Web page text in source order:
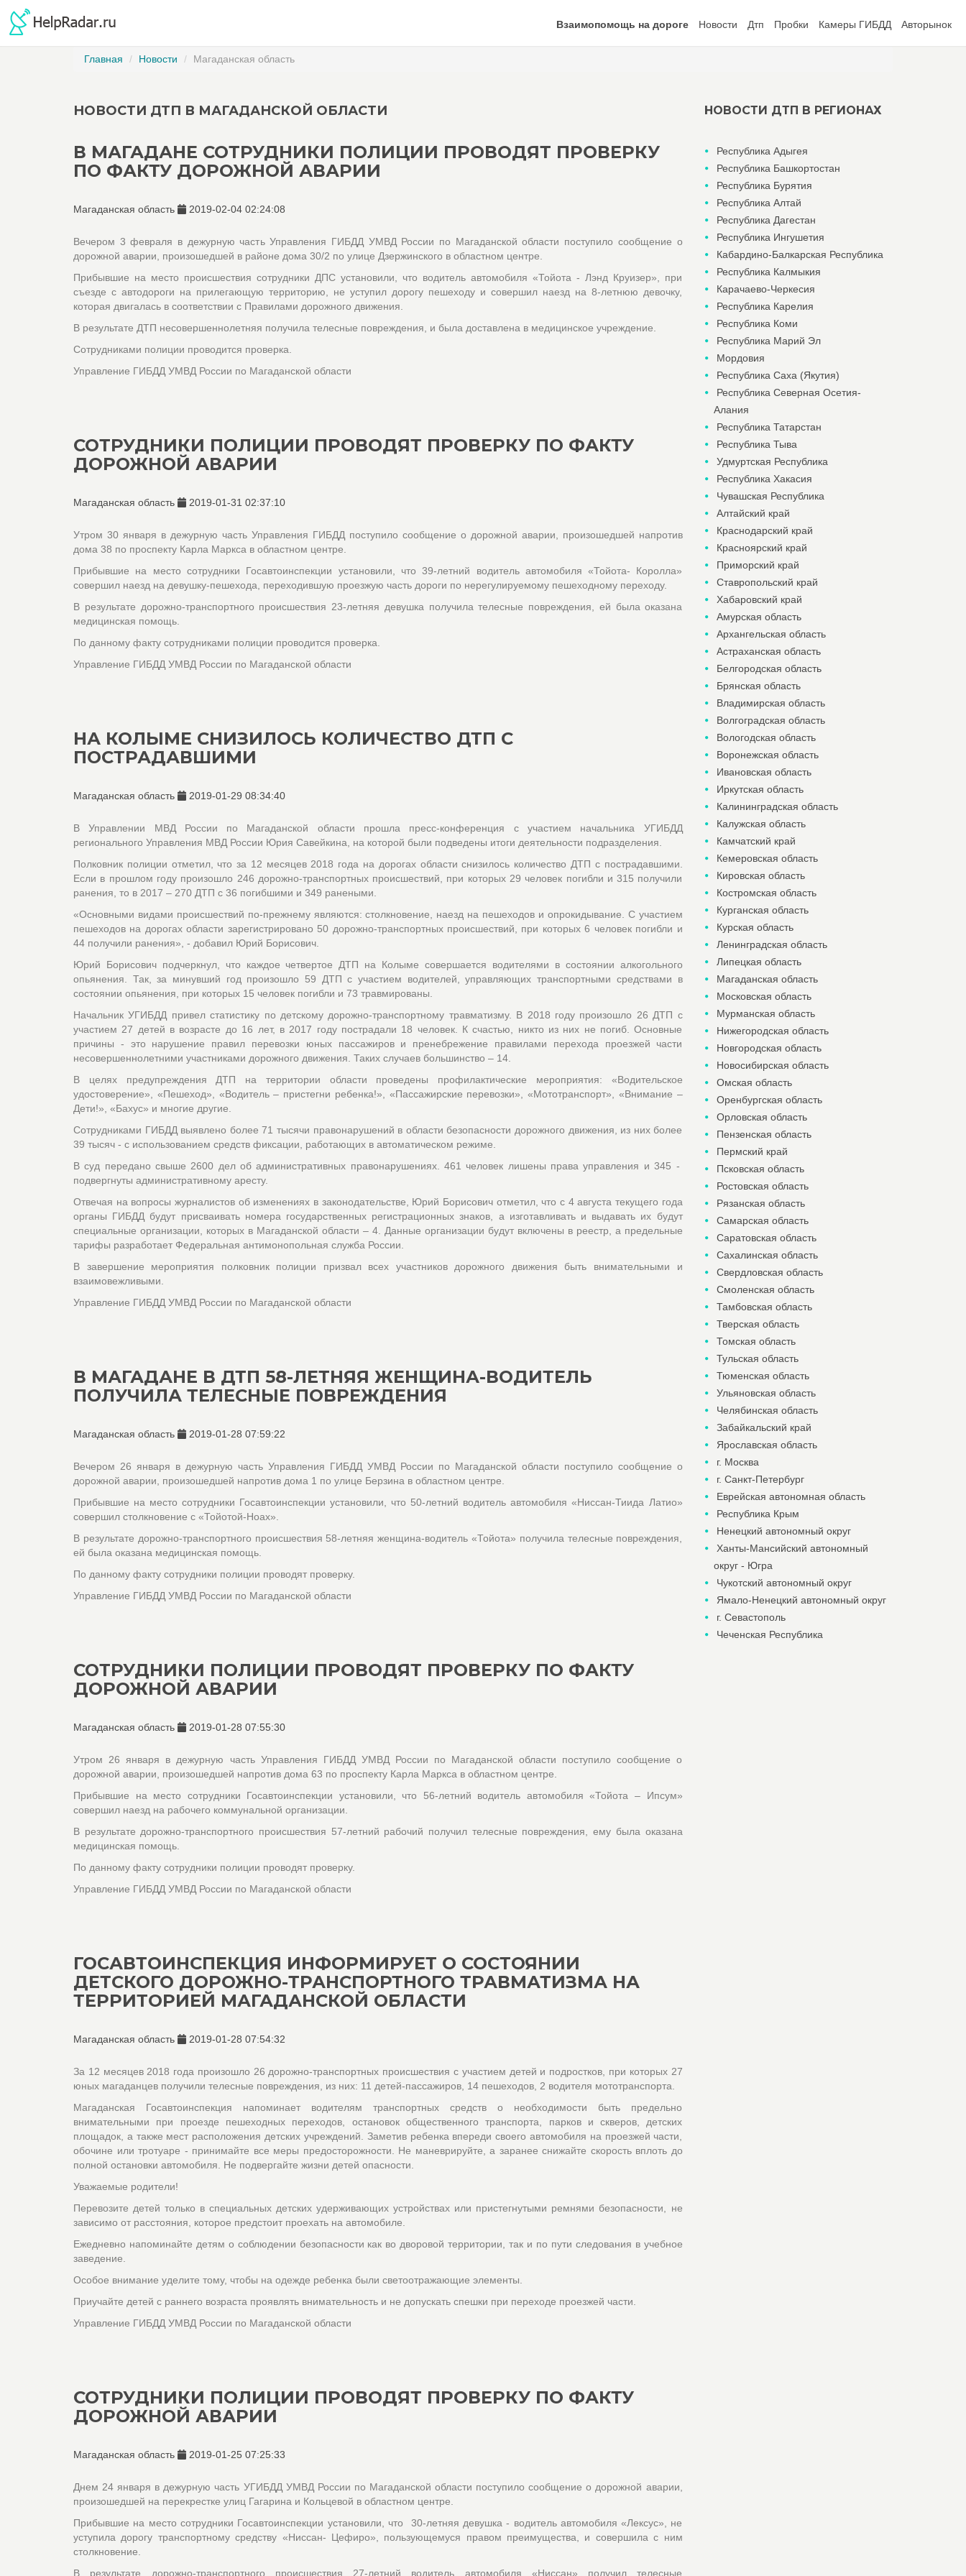
Взаимопомощь на дороге Новости Дтп Пробки Камеры ГИБДД Авторынок
Главная Новости Магаданская область
НОВОСТИ ДТП В МАГАДАНСКОЙ ОБЛАСТИ
В МАГАДАНЕ СОТРУДНИКИ ПОЛИЦИИ ПРОВОДЯТ ПРОВЕРКУ
ПО ФАКТУ ДОРОЖНОЙ АВАРИИ
Магаданская область 2019-02-04 02:24:08
Вечером 3 февраля в дежурную часть Управления ГИБДД УМВД России по Магаданской области поступило сообщение о
дорожной аварии, произошедшей в районе дома 30/2 по улице Дзержинского в областном центре.
Прибывшие на место происшествия сотрудники ДПС установили, что водитель автомобиля «Тойота - Лэнд Круизер», при
съезде с автодороги на прилегающую территорию, не уступил дорогу пешеходу и совершил наезд на 8-летнюю девочку,
которая двигалась в соответствии с Правилами дорожного движения.
В результате ДТП несовершеннолетняя получила телесные повреждения, и была доставлена в медицинское учреждение.
Сотрудниками полиции проводится проверка.
Управление ГИБДД УМВД России по Магаданской области
СОТРУДНИКИ ПОЛИЦИИ ПРОВОДЯТ ПРОВЕРКУ ПО ФАКТУ
ДОРОЖНОЙ АВАРИИ
Магаданская область 2019-01-31 02:37:10
Утром 30 января в дежурную часть Управления ГИБДД поступило сообщение о дорожной аварии, произошедшей напротив
дома 38 по проспекту Карла Маркса в областном центре.
Прибывшие на место сотрудники Госавтоинспекции установили, что 39-летний водитель автомобиля «Тойота- Королла»
совершил наезд на девушку-пешехода, переходившую проезжую часть дороги по нерегулируемому пешеходному переходу.
В результате дорожно-транспортного происшествия 23-летняя девушка получила телесные повреждения, ей была оказана
медицинская помощь.
По данному факту сотрудниками полиции проводится проверка.
Управление ГИБДД УМВД России по Магаданской области
НА КОЛЫМЕ СНИЗИЛОСЬ КОЛИЧЕСТВО ДТП С
ПОСТРАДАВШИМИ
Магаданская область 2019-01-29 08:34:40
В Управлении МВД России по Магаданской области прошла пресс-конференция с участием начальника УГИБДД
регионального Управления МВД России Юрия Савейкина, на которой были подведены итоги деятельности подразделения.
Полковник полиции отметил, что за 12 месяцев 2018 года на дорогах области снизилось количество ДТП с пострадавшими.
Если в прошлом году произошло 246 дорожно-транспортных происшествий, при которых 29 человек погибли и 315 получили
ранения, то в 2017 – 270 ДТП с 36 погибшими и 349 ранеными.
«Основными видами происшествий по-прежнему являются: столкновение, наезд на пешеходов и опрокидывание. С участием
пешеходов на дорогах области зарегистрировано 50 дорожно-транспортных происшествий, при которых 6 человек погибли и
44 получили ранения», - добавил Юрий Борисович.
Юрий Борисович подчеркнул, что каждое четвертое ДТП на Колыме совершается водителями в состоянии алкогольного
опьянения. Так, за минувший год произошло 59 ДТП с участием водителей, управляющих транспортными средствами в
состоянии опьянения, при которых 15 человек погибли и 73 травмированы.
Начальник УГИБДД привел статистику по детскому дорожно-транспортному травматизму. В 2018 году произошло 26 ДТП с
участием 27 детей в возрасте до 16 лет, в 2017 году пострадали 18 человек. К счастью, никто из них не погиб. Основные
причины - это нарушение правил перевозки юных пассажиров и пренебрежение правилами перехода проезжей части
несовершеннолетними участниками дорожного движения. Таких случаев большинство – 14.
В целях предупреждения ДТП на территории области проведены профилактические мероприятия: «Водительское
удостоверение», «Пешеход», «Водитель – пристегни ребенка!», «Пассажирские перевозки», «Мототранспорт», «Внимание –
Дети!», «Бахус» и многие другие.
Сотрудниками ГИБДД выявлено более 71 тысячи правонарушений в области безопасности дорожного движения, из них более
39 тысяч - с использованием средств фиксации, работающих в автоматическом режиме.
В суд передано свыше 2600 дел об административных правонарушениях. 461 человек лишены права управления и 345 -
подвергнуты административному аресту.
Отвечая на вопросы журналистов об изменениях в законодательстве, Юрий Борисович отметил, что с 4 августа текущего года
органы ГИБДД будут присваивать номера государственных регистрационных знаков, а изготавливать и выдавать их будут
специальные организации, которых в Магаданской области – 4. Данные организации будут включены в реестр, а предельные
тарифы разработает Федеральная антимонопольная служба России.
В завершение мероприятия полковник полиции призвал всех участников дорожного движения быть внимательными и
взаимовежливыми.
Управление ГИБДД УМВД России по Магаданской области
В МАГАДАНЕ В ДТП 58-ЛЕТНЯЯ ЖЕНЩИНА-ВОДИТЕЛЬ
ПОЛУЧИЛА ТЕЛЕСНЫЕ ПОВРЕЖДЕНИЯ
Магаданская область 2019-01-28 07:59:22
Вечером 26 января в дежурную часть Управления ГИБДД УМВД России по Магаданской области поступило сообщение о
дорожной аварии, произошедшей напротив дома 1 по улице Берзина в областном центре.
Прибывшие на место сотрудники Госавтоинспекции установили, что 50-летний водитель автомобиля «Ниссан-Тиида Латио»
совершил столкновение с «Тойотой-Ноах».
В результате дорожно-транспортного происшествия 58-летняя женщина-водитель «Тойота» получила телесные повреждения,
ей была оказана медицинская помощь.
По данному факту сотрудники полиции проводят проверку.
Управление ГИБДД УМВД России по Магаданской области
СОТРУДНИКИ ПОЛИЦИИ ПРОВОДЯТ ПРОВЕРКУ ПО ФАКТУ
ДОРОЖНОЙ АВАРИИ
Магаданская область 2019-01-28 07:55:30
Утром 26 января в дежурную часть Управления ГИБДД УМВД России по Магаданской области поступило сообщение о
дорожной аварии, произошедшей напротив дома 63 по проспекту Карла Маркса в областном центре.
Прибывшие на место сотрудники Госавтоинспекции установили, что 56-летний водитель автомобиля «Тойота – Ипсум»
совершил наезд на рабочего коммунальной организации.
В результате дорожно-транспортного происшествия 57-летний рабочий получил телесные повреждения, ему была оказана
медицинская помощь.
По данному факту сотрудники полиции проводят проверку.
Управление ГИБДД УМВД России по Магаданской области
ГОСАВТОИНСПЕКЦИЯ ИНФОРМИРУЕТ О СОСТОЯНИИ
ДЕТСКОГО ДОРОЖНО-ТРАНСПОРТНОГО ТРАВМАТИЗМА НА
ТЕРРИТОРИЕЙ МАГАДАНСКОЙ ОБЛАСТИ
Магаданская область 2019-01-28 07:54:32
За 12 месяцев 2018 года произошло 26 дорожно-транспортных происшествия с участием детей и подростков, при которых 27
юных магаданцев получили телесные повреждения, из них: 11 детей-пассажиров, 14 пешеходов, 2 водителя мототранспорта.
Магаданская Госавтоинспекция напоминает водителям транспортных средств о необходимости быть предельно
внимательными при проезде пешеходных переходов, остановок общественного транспорта, парков и скверов, детских
площадок, а также мест расположения детских учреждений. Заметив ребенка впереди своего автомобиля на проезжей части,
обочине или тротуаре - принимайте все меры предосторожности. Не маневрируйте, а заранее снижайте скорость вплоть до
полной остановки автомобиля. Не подвергайте жизни детей опасности.
Уважаемые родители!
Перевозите детей только в специальных детских удерживающих устройствах или пристегнутыми ремнями безопасности, не
зависимо от расстояния, которое предстоит проехать на автомобиле.
Ежедневно напоминайте детям о соблюдении безопасности как во дворовой территории, так и по пути следования в учебное
заведение.
Особое внимание уделите тому, чтобы на одежде ребенка были светоотражающие элементы.
Приучайте детей с раннего возраста проявлять внимательность и не допускать спешки при переходе проезжей части.
Управление ГИБДД УМВД России по Магаданской области
СОТРУДНИКИ ПОЛИЦИИ ПРОВОДЯТ ПРОВЕРКУ ПО ФАКТУ
ДОРОЖНОЙ АВАРИИ
Магаданская область 2019-01-25 07:25:33
Днем 24 января в дежурную часть УГИБДД УМВД России по Магаданской области поступило сообщение о дорожной аварии,
произошедшей на перекрестке улиц Гагарина и Кольцевой в областном центре.
Прибывшие на место сотрудники Госавтоинспекции установили, что 30-летняя девушка - водитель автомобиля «Лексус», не
уступила дорогу транспортному средству «Ниссан- Цефиро», пользующемуся правом преимущества, и совершила с ним
столкновение.
В результате дорожно-транспортного происшествия 27-летний водитель автомобиля «Ниссан» получил телесные
НОВОСТИ ДТП В РЕГИОНАХ
Республика Адыгея
Республика Башкортостан
Республика Бурятия
Республика Алтай
Республика Дагестан
Республика Ингушетия
Кабардино-Балкарская Республика
Республика Калмыкия
Карачаево-Черкесия
Республика Карелия
Республика Коми
Республика Марий Эл
Мордовия
Республика Саха (Якутия)
Республика Северная Осетия-
Алания
Республика Татарстан
Республика Тыва
Удмуртская Республика
Республика Хакасия
Чувашская Республика
Алтайский край
Краснодарский край
Красноярский край
Приморский край
Ставропольский край
Хабаровский край
Амурская область
Архангельская область
Астраханская область
Белгородская область
Брянская область
Владимирская область
Волгоградская область
Вологодская область
Воронежская область
Ивановская область
Иркутская область
Калининградская область
Калужская область
Камчатский край
Кемеровская область
Кировская область
Костромская область
Курганская область
Курская область
Ленинградская область
Липецкая область
Магаданская область
Московская область
Мурманская область
Нижегородская область
Новгородская область
Новосибирская область
Омская область
Оренбургская область
Орловская область
Пензенская область
Пермский край
Псковская область
Ростовская область
Рязанская область
Самарская область
Саратовская область
Сахалинская область
Свердловская область
Смоленская область
Тамбовская область
Тверская область
Томская область
Тульская область
Тюменская область
Ульяновская область
Челябинская область
Забайкальский край
Ярославская область
г. Москва
г. Санкт-Петербург
Еврейская автономная область
Республика Крым
Ненецкий автономный округ
Ханты-Мансийский автономный
округ - Югра
Чукотский автономный округ
Ямало-Ненецкий автономный округ
г. Севастополь
Чеченская Республика